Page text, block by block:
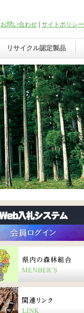
お問い合わせ サイトポリシー
リサイクル認定製品